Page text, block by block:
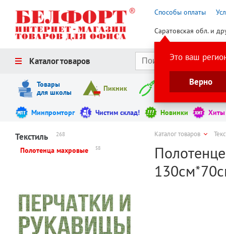
Способы оплаты
Саратовская обл. и
Это ваш
Верно
Каталог товаров
Товары
для школы
Пикник Инструменты
Минпромторг Чистим склад! Новинки Хиты
Текстиль 268
Полотенца махровые 58
Каталог товаров